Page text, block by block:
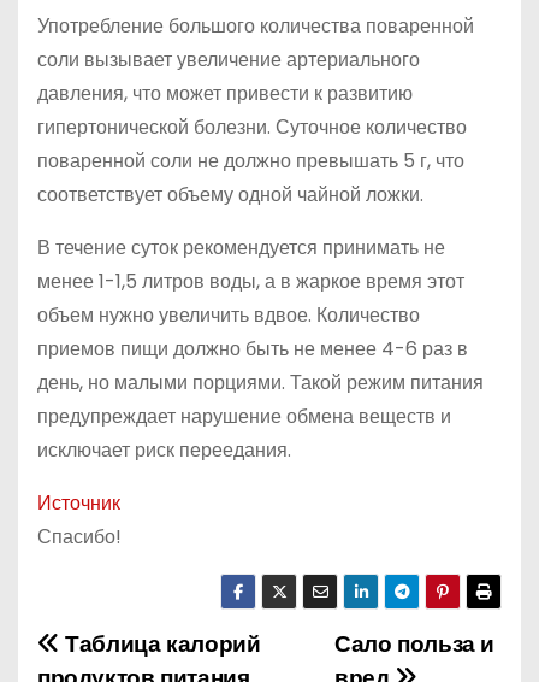
Употребление большого количества поваренной
соли вызывает увеличение артериального
давления, что может привести к развитию
гипертонической болезни. Суточное количество
поваренной соли не должно превышать 5 г, что
соответствует объему одной чайной ложки.
В течение суток рекомендуется принимать не
менее 1-1,5 литров воды, а в жаркое время этот
объем нужно увеличить вдвое. Количество
приемов пищи должно быть не менее 4-6 раз в
день, но малыми порциями. Такой режим питания
предупреждает нарушение обмена веществ и
исключает риск переедания.
Источник
Спасибо!
Н
Сало польза и
Таблица калорий